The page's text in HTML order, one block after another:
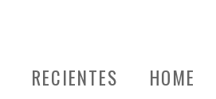
RECIENTES HOME